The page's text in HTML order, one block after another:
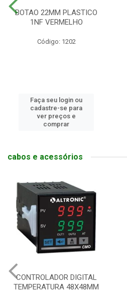
BOTAO 22MM PLASTICO
1NF VERMELHO
Código: 1202
Faça seu login ou
cadastre-se para
ver preços e
comprar
cabos e acessórios
CONTROLADOR DIGITAL
TEMPERATURA 48X48MM